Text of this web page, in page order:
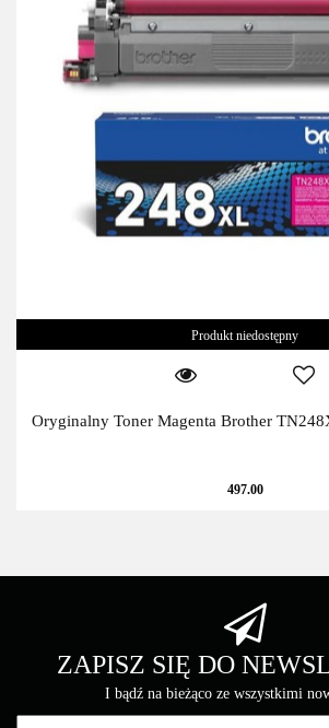
Produkt niedostępny
Oryginalny Toner Magenta Brother
497.00
ZAPISZ SIĘ DO
I bądź na bieżąco ze wszystkimi